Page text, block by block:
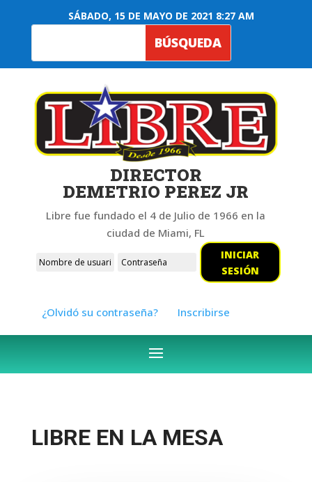
SÁBADO, 15 DE MAYO DE 2021 8:27 AM
DIRECTOR
DEMETRIO PEREZ JR
Libre fue fundado el 4 de Julio de 1966 en la
ciudad de Miami, FL
INICIAR
SESIÓN
¿Olvidó su contraseña? Inscribirse
LIBRE EN LA MESA